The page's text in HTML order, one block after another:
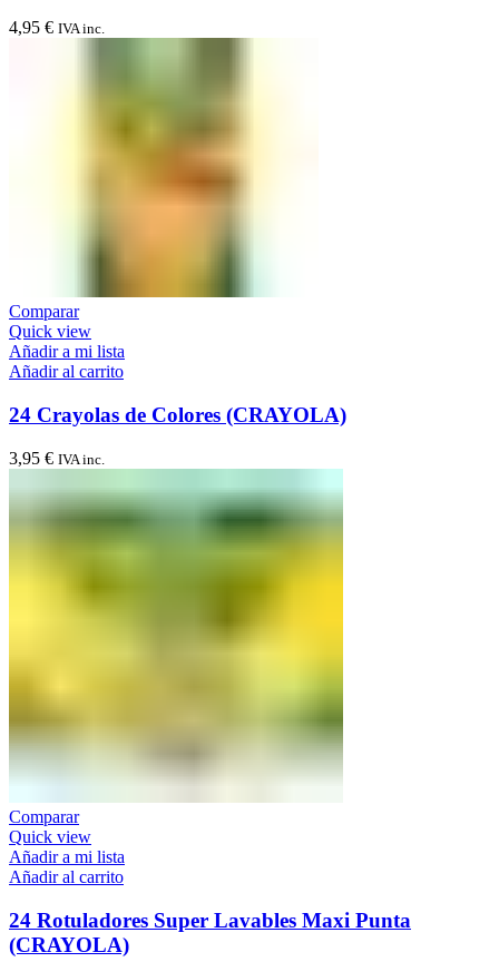
4,95 € IVA inc.
Comparar
Quick view
Añadir a mi lista
Añadir al carrito
24 Crayolas de Colores (CRAYOLA)
3,95 € IVA inc.
Comparar
Quick view
Añadir a mi lista
Añadir al carrito
24 Rotuladores Super Lavables Maxi Punta
(CRAYOLA)